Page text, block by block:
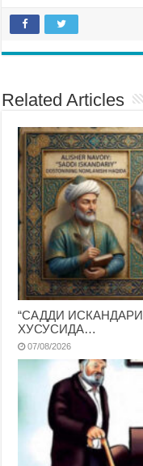
Related Articles
“САДДИ
ХУСУСИДА…
07/08/2026